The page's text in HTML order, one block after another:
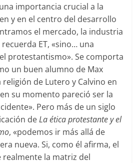
importancia crucial a la
y en el centro del desarrollo
el mercado, la industria
ET, «sino… una
protestantismo». Se comporta
un buen alumno de Max
de Lutero y Calvino en
su momento pareció ser la
Pero más de un siglo
deLa ética protestante y el
, «podemos ir más allá de
nueva. Si, como él afirma, el
la matriz del